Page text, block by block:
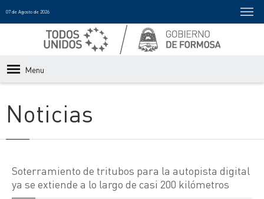
07 de Agosto de 2026
Menu
Noticias
Soterramiento de tritubos para la autopista digital
ya se extiende a lo largo de casi 200 kilómetros